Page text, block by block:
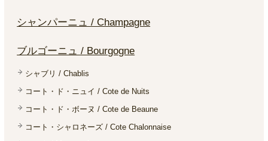
シャンパーニュ / Champagne
ブルゴーニュ / Bourgogne
シャブリ / Chablis
コート・ド・ニュイ / Cote de Nuits
コート・ド・ボーヌ / Cote de Beaune
コート・シャロネーズ / Cote Chalonnaise